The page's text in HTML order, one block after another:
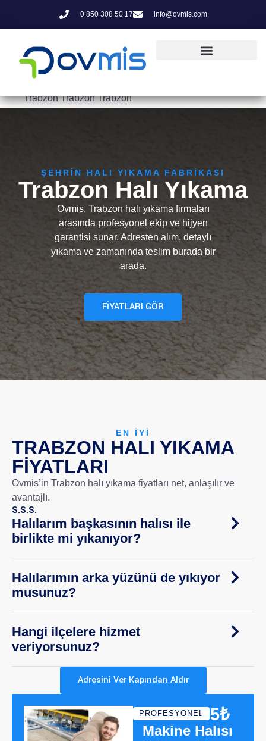
0 850 308 50 17 info@ovmis.com
Trabzon Trabzon Trabzon
ŞEHRIN HALI YIKAMA FABRIKASI
Trabzon Halı Yıkama
Ovmis, Trabzon halı yıkama firmaları
arasında profesyonel ekip ve hijyen
garantisi sunar. Adresten alım, detaylı
yıkama ve zamanında teslim burada bir
arada.
FİYATLARI GÖR
EN IYI
TRABZON HALI YIKAMA
FIYATLARI
Ovmis’in Trabzon halı yıkama fiyatları net, anlaşılır ve
avantajlı.
S.S.S.
Halılarım başkasının halısı ile
birlikte mi yıkanıyor?
Halılarımın arka yüzünü de yıkıyor
musunuz?
Hangi ilçelere hizmet
veriyorsunuz?
Adresini Ver Kapından Aldır
PROFESYONEL85₺
Makine Halısı